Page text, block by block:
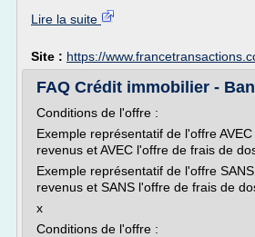
Lire la suite
Site : https://
FAQ Crédit immobilier -
Conditions de l'offre :
Exemple représentatif de l'offre
revenus et AVEC l'offre de frais de
Exemple représentatif de l'offre
revenus et SANS l'offre de frais de
x
Conditions de l'offre :